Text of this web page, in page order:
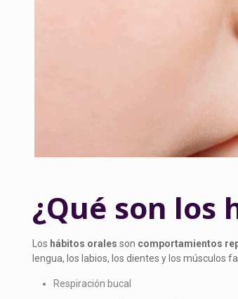
¿Qué son los
Los hábitos orales son comportamientos
lengua, los labios, los dientes y los músculos
Respiración bucal